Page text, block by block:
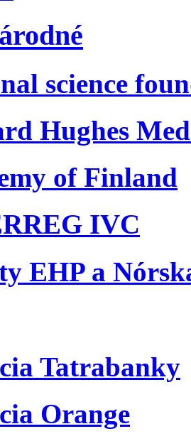
science
Hughes
of Finland
IVC
EHP a
Tatrabanky
Orange